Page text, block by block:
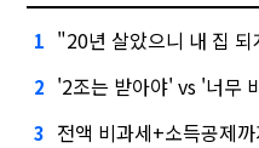
1 "20년 살았으니 내 집
2 '2조는 받아야' vs '너무
3 전액 비과세+소득공제